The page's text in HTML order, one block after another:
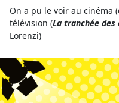
On a pu le voir au cinéma (
télévision (La tranchée des
Lorenzi)